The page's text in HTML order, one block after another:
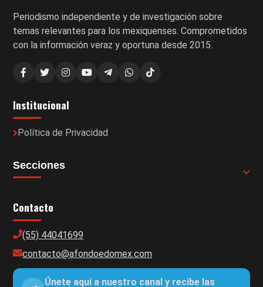
Periodismo independiente y de investigación sobre
temas relevantes para los mexiquenses. Comprometidos
con la información veraz y oportuna desde 2015.
Institucional
Política de Privacidad
Secciones
Contacto
(55) 44041699
contacto@afondoedomex.com
Únete aquí a nuestro canal y recibe las